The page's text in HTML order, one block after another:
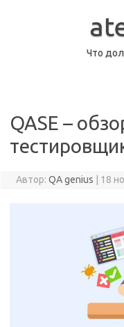
Что
QASE –
Автор: QA genius 18